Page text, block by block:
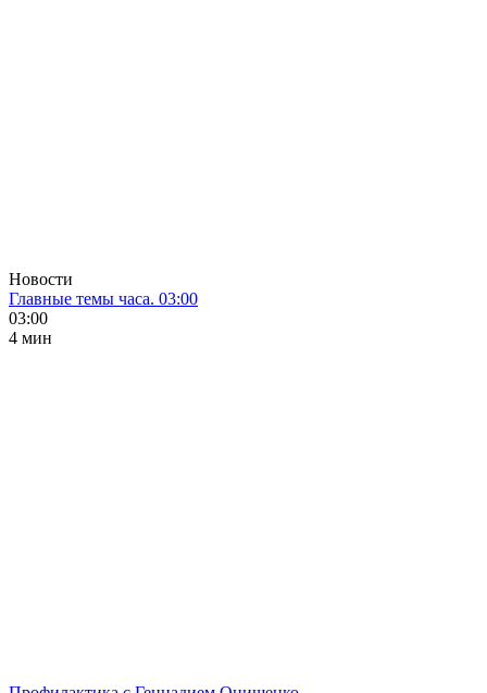
Новости
Главные темы часа. 03:00
03:00
4 мин